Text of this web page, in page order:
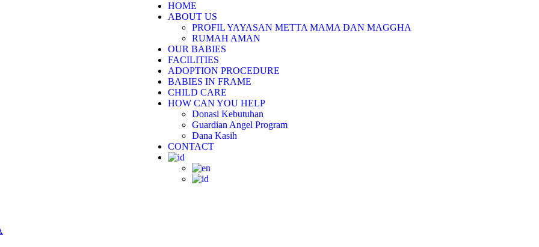
HOME
ABOUT US
PROFIL YAYASAN METTA MAMA DAN MAGGHA
RUMAH AMAN
OUR BABIES
FACILITIES
ADOPTION PROCEDURE
BABIES IN FRAME
CHILD CARE
HOW CAN YOU HELP
Donasi Kebutuhan
Guardian Angel Program
Dana Kasih
CONTACT